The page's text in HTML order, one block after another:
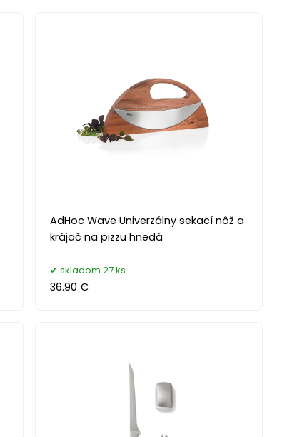
AdHoc Wave Univerzálny sekací nôž a
krájač na pizzu hnedá
skladom 27 ks
36.90 €